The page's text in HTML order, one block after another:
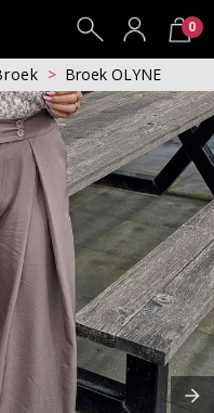
0
Broek Broek OLYNE